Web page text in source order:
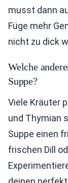
musst dann
Füge mehr
nicht zu dick
Welche
Suppe?
Viele Kräuter
und Thymian
Suppe einen
frischen Dill